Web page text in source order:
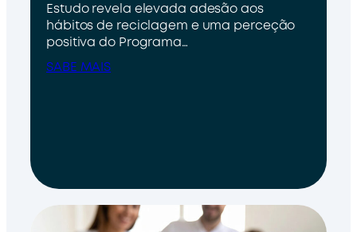
Estudo revela elevada adesão aos
hábitos de reciclagem e uma perceção
positiva do Programa…
SABE MAIS